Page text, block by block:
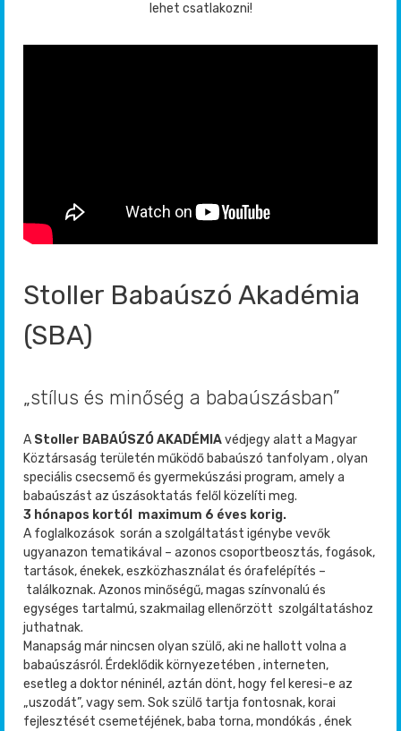
lehet csatlakozni!
Stoller Babaúszó Akadémia
(SBA)
„stílus és minőség a babaúszásban”
A Stoller BABAÚSZÓ AKADÉMIAvédjegy alatt a Magyar
Köztársaság területén működő babaúszó tanfolyam , olyan
speciális csecsemő és gyermekúszási program, amely a
babaúszást az úszásoktatás felől közelíti meg.
3 hónapos kortól maximum 6 éves korig.
A foglalkozások során a szolgáltatást igénybe vevők
ugyanazon tematikával – azonos csoportbeosztás, fogások,
tartások, énekek, eszközhasználat és órafelépítés –
találkoznak. Azonos minőségű, magas színvonalú és
egységes tartalmú, szakmailag ellenőrzött szolgáltatáshoz
juthatnak.
Manapság már nincsen olyan szülő, aki ne hallott volna a
babaúszásról. Érdeklődik környezetében , interneten,
esetleg a doktor néninél, aztán dönt, hogy fel keresi-e az
„uszodát”, vagy sem. Sok szülő tartja fontosnak, korai
fejlesztését csemetéjének, baba torna, mondókás , ének